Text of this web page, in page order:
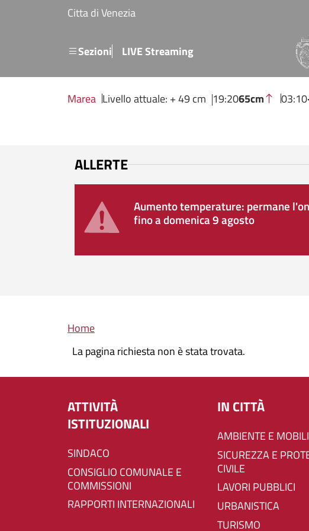
Salta al contenuto principale
Citta di Venezia
SezioniMenu secondario
LIVE Streaming
Marea Livello attuale: + 49 cm 19:2065cm 03:10
ALLERTE
Aumento temperature: permane
fino a domenica 9 agosto
Briciole di pane
Home
La pagina richiesta non è stata trovata.
ATTIVITÀ
ISTITUZIONALI
SINDACO
CONSIGLIO COMUNALE E
COMMISSIONI
RAPPORTI INTERNAZIONALI
IN CITTÀ
AMBIENTE E
SICUREZZA E PROTEZIONE
CIVILE
LAVORI PUBBLICI
URBANISTICA
TURISMO